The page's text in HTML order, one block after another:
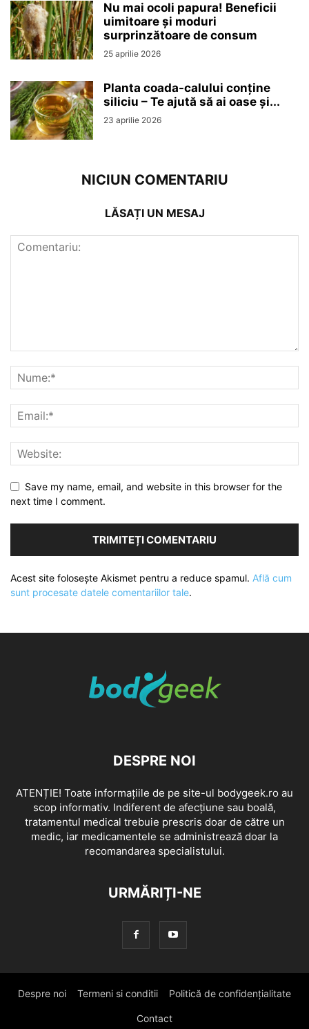
Nu mai ocoli papura! Beneficii
uimitoare și moduri
surprinzătoare de consum
25 aprilie 2026
Planta coada-calului conține
siliciu – Te ajută să ai oase și...
23 aprilie 2026
NICIUN COMENTARIU
LĂSAȚI UN MESAJ
Save my name, email, and website in this browser for the
next time I comment.
Acest site folosește Akismet pentru a reduce spamul. Află cum
sunt procesate datele comentariilor tale.
DESPRE NOI
ATENȚIE! Toate informațiile de pe site-ul bodygeek.ro au
scop informativ. Indiferent de afecțiune sau boală,
tratamentul medical trebuie prescris doar de către un
medic, iar medicamentele se administrează doar la
recomandarea specialistului.
URMĂRIȚI-NE
Despre noi Termeni si conditii Politică de confidențialitate
Contact